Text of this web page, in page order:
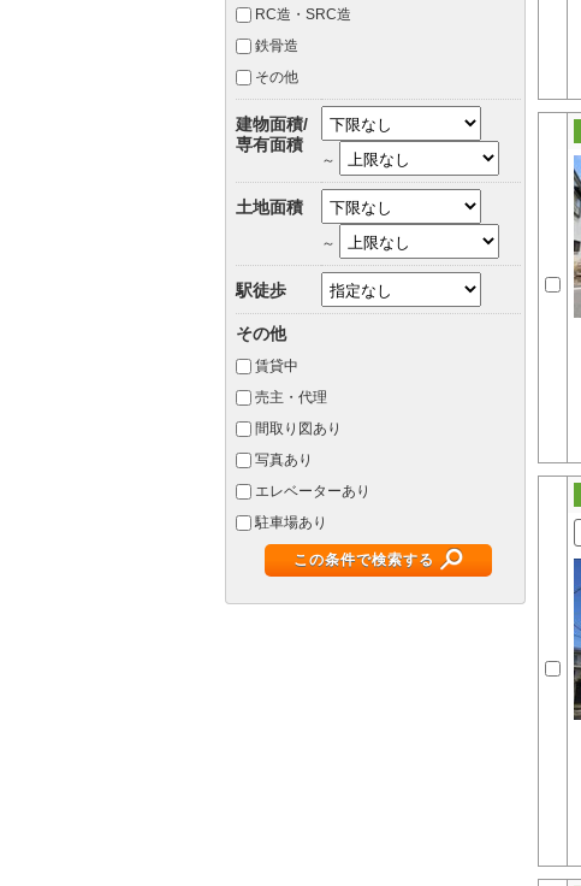
RC造・SRC造
鉄骨造
その他
建物面積/
専有面積
～
土地面積
～
駅徒歩
その他
賃貸中
売主・代理
間取り図あり
写真あり
エレベーターあり
駐車場あり
この条件で検索する